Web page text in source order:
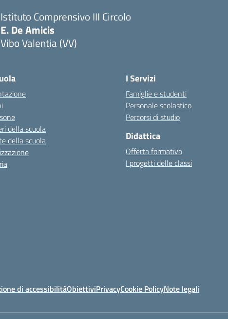
Istituto Comprensivo III Circolo
E. De Amicis
Vibo Valentia (VV)
della scuola
della scuola
I Servizi
Famiglie e studenti
Personale scolastico
Percorsi di studio
Didattica
Offerta formativa
I progetti delle classi
di accessibilitàObiettiviPrivacyCookie PolicyNote legali